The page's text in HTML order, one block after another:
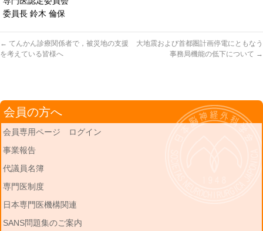
委員長 鈴木 倫保
← てんかん診療関係者で，被災地の支援
を考えている皆様へ
大地震および首都圏計画停電にともなう
事務局機能の低下について →
会員の方へ
会員専用ページ ログイン
事業報告
代議員名簿
専門医制度
日本専門医機構関連
SANS問題集のご案内